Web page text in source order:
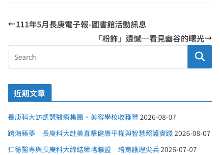
111年5月長庚電子報-圖書館活動訊息
「粉飾」遺憾─看見幽谷的曙光
近期文章
長庚科大訪凱瑟醫療集團、美容學校收穫豐 2026-08-07
跨海築夢 長庚科大赴美直擊健康平權與智慧照護實踐2026-08-07
仁德醫專與長庚科大締結策略聯盟 培育護理尖兵2026-07-07